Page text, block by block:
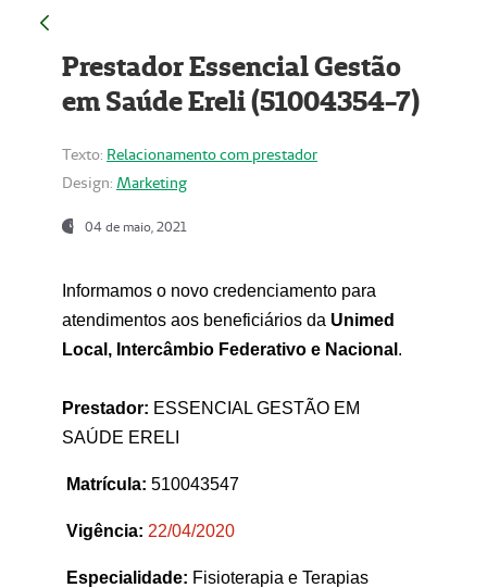
Prestador Essencial Gestão
em Saúde Ereli (51004354-7)
Texto: Relacionamento com prestador
Design: Marketing
04 de maio, 2021
Informamos o novo credenciamento para
atendimentos aos beneficiários da Unimed
Local, Intercâmbio Federativo e Nacional .
Prestador: ESSENCIAL GESTÃO EM
SAÚDE ERELI
Matrícula: 510043547
Vigência: 22/04/2020
Especialidade: Fisioterapia e Terapias